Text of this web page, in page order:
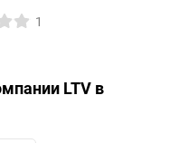
1
LTV в